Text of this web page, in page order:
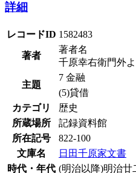
詳細
レコードID 1582483
著者
著者名
千原幸右衛門外よ
主題
7 金融
(5)貸借
カテゴリ
歴史
所蔵場所
記録資料館
所在記号
822-100
文庫名
日田千原家文書
時代・年代 (明治以降)明治廿